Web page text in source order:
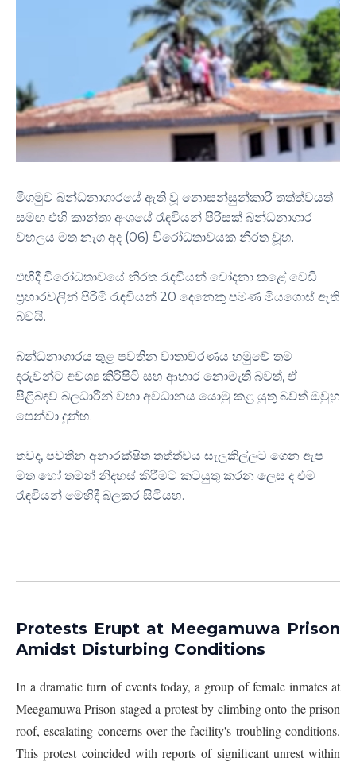
මීගමුව බන්ධනාගාරයේ ඇති වූ නොසන්සුන්කාරී තත්ත්වයත්
සමඟ එහි කාන්තා අංශයේ රැඳවියන් පිරිසක් බන්ධනාගාර
වහලය මත නැග අද (06) විරෝධතාවයක නිරත වූහ.
එහිදී විරෝධතාවයේ නිරත රැඳවියන් චෝදනා කළේ වෙඩි
ප්‍රහාරවලින් පිරිමි රැඳවියන් 20 දෙනෙකු පමණ මියගොස් ඇති
බවයි.
බන්ධනාගාරය තුළ පවතින වාතාවරණය හමුවේ තම
දරුවන්ට අවශ්‍ය කිරිපිටි සහ ආහාර නොමැති බවත්, ඒ
පිළිබඳව බලධාරීන් වහා අවධානය යොමු කළ යුතු බවත් ඔවුහු
පෙන්වා දුන්හ.
තවද, පවතින අනාරක්ෂිත තත්ත්වය සැලකිල්ලට ගෙන ඇප
මත හෝ තමන් නිදහස් කිරීමට කටයුතු කරන ලෙස ද එම
රැඳවියන් මෙහිදී බලකර සිටියහ.
Protests Erupt at Meegamuwa Prison
Amidst Disturbing Conditions
In a dramatic turn of events today, a group of female inmates at
Meegamuwa Prison staged a protest by climbing onto the prison
roof, escalating concerns over the facility's troubling conditions.
This protest coincided with reports of significant unrest within